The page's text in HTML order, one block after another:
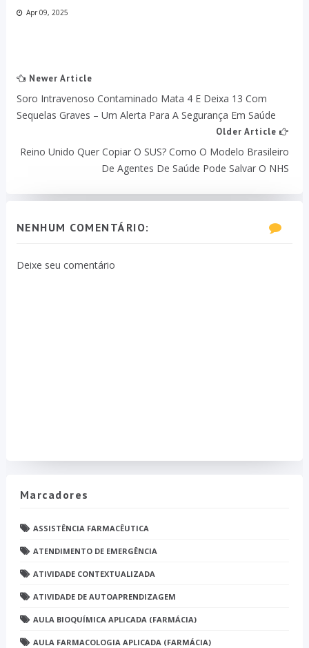
Apr 09, 2025
Newer Article
Soro Intravenoso Contaminado Mata 4 E Deixa 13 Com
Sequelas Graves – Um Alerta Para A Segurança Em Saúde
Older Article
Reino Unido Quer Copiar O SUS? Como O Modelo Brasileiro
De Agentes De Saúde Pode Salvar O NHS
NENHUM COMENTÁRIO:
Deixe seu comentário
Marcadores
ASSISTÊNCIA FARMACÊUTICA
ATENDIMENTO DE EMERGÊNCIA
ATIVIDADE CONTEXTUALIZADA
ATIVIDADE DE AUTOAPRENDIZAGEM
AULA BIOQUÍMICA APLICADA (FARMÁCIA)
AULA FARMACOLOGIA APLICADA (FARMÁCIA)